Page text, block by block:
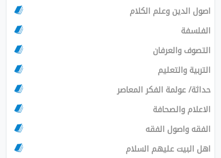
اصول الدين وعلم الكلام
الفلسفة
التصوف والعرفان
التربية والتعليم
حداثة/ عولمة الفكر المعاصر
الاعلام والصحافة
الفقه واصول الفقه
اهل البيت عليهم السلام